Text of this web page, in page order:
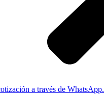
a través de WhatsApp.